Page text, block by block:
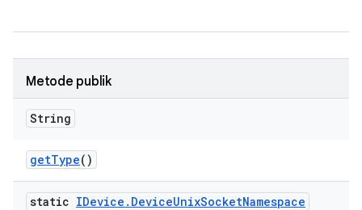
Metode publik
String
getType()
static IDevice . DeviceUnixSocketNamespace